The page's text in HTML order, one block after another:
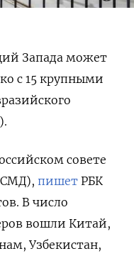
Запада может
с 15 крупными
совете
пишет РБК
В число
вошли Китай,
Узбекистан,